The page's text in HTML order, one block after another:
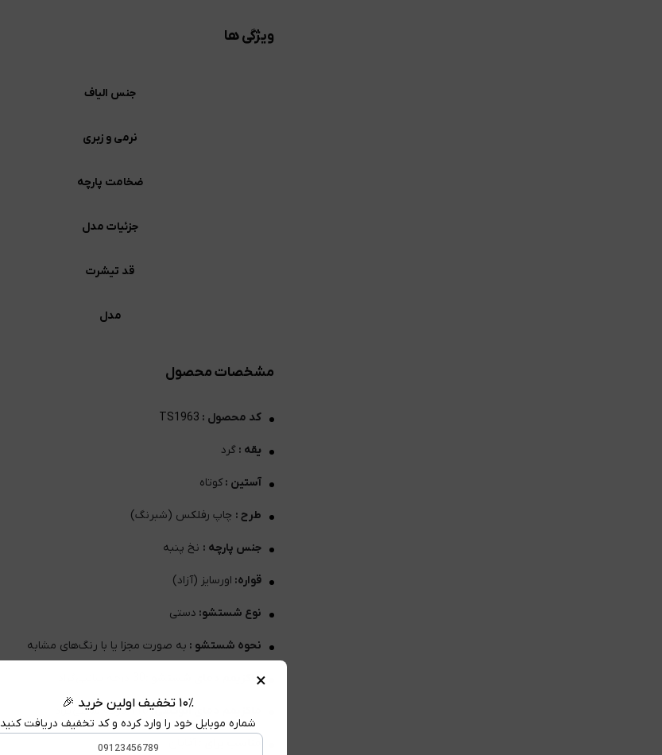
ویژگی ها
جنس الیاف
نرمی و زبری
ضخامت پارچه
جزئیات مدل
قد تیشرت
مدل
مشخصات محصول
کد محصول : TS1963
یقه : گرد
آستین :کوتاه
طرح : چاپ رفلکس (شبرنگ)
جنس پارچه : نخ پنبه
قواره: اورسایز (آزاد)
نوع شستشو: دستی
نحوه شستشو : به صورت مجزا یا با رنگ‌های مشابه
ماکزیمم دمای شستشو :
ماکزیمم دمای اتوکشی:110 درجه سانتی‌گراد
×
۱۰٪ تخفیف اولین خرید 🎉
شماره موبایل خود را وارد کرده و کد تخفیف دریافت کنید